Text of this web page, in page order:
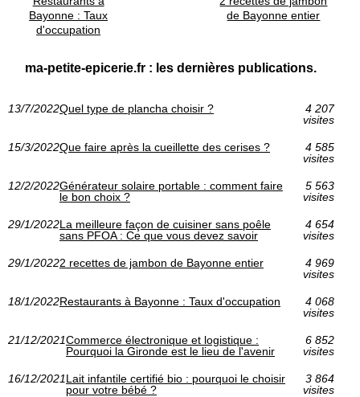
Bayonne : Taux
d'occupation
de Bayonne entier
ma-petite-epicerie.fr : les dernières publications.
13/7/2022Quel type de plancha choisir ?
4 207
visites
15/3/2022Que faire après la cueillette des cerises ?
4 585
visites
12/2/2022Générateur solaire portable : comment faire
le bon choix ?
5 563
visites
29/1/2022La meilleure façon de cuisiner sans poêle
sans PFOA : Ce que vous devez savoir
4 654
visites
29/1/20222 recettes de jambon de Bayonne entier
4 969
visites
18/1/2022Restaurants à Bayonne : Taux d'occupation
4 068
visites
21/12/2021Commerce électronique et logistique :
Pourquoi la Gironde est le lieu de l'avenir
6 852
visites
16/12/2021Lait infantile certifié bio : pourquoi le choisir
pour votre bébé ?
3 864
visites